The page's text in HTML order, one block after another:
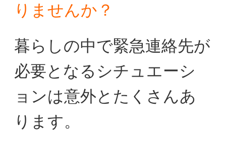
りませんか？
暮らしの中で緊急連絡先が
必要となるシチュエーシ
ョンは意外とたくさんあ
ります。